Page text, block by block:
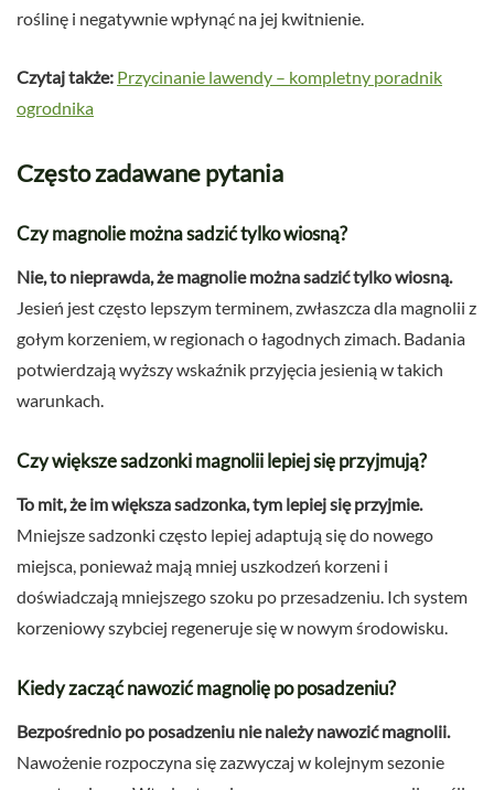
roślinę i negatywnie wpłynąć na jej kwitnienie.
Czytaj także: Przycinanie lawendy – kompletny poradnik
ogrodnika
Często zadawane pytania
Czy magnolie można sadzić tylko wiosną?
Nie, to nieprawda, że magnolie można sadzić tylko wiosną.
Jesień jest często lepszym terminem, zwłaszcza dla magnolii z
gołym korzeniem, w regionach o łagodnych zimach. Badania
potwierdzają wyższy wskaźnik przyjęcia jesienią w takich
warunkach.
Czy większe sadzonki magnolii lepiej się przyjmują?
To mit, że im większa sadzonka, tym lepiej się przyjmie.
Mniejsze sadzonki często lepiej adaptują się do nowego
miejsca, ponieważ mają mniej uszkodzeń korzeni i
doświadczają mniejszego szoku po przesadzeniu. Ich system
korzeniowy szybciej regeneruje się w nowym środowisku.
Kiedy zacząć nawozić magnolię po posadzeniu?
Bezpośrednio po posadzeniu nie należy nawozić magnolii.
Nawożenie rozpoczyna się zazwyczaj w kolejnym sezonie